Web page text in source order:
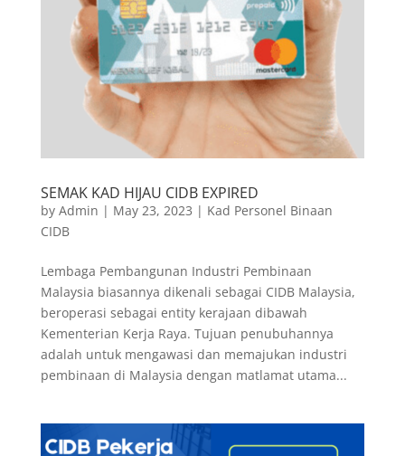
SEMAK KAD HIJAU CIDB EXPIRED
by Admin | May 23, 2023 | Kad Personel Binaan
CIDB
Lembaga Pembangunan Industri Pembinaan
Malaysia biasannya dikenali sebagai CIDB Malaysia,
beroperasi sebagai entity kerajaan dibawah
Kementerian Kerja Raya. Tujuan penubuhannya
adalah untuk mengawasi dan memajukan industri
pembinaan di Malaysia dengan matlamat utama...